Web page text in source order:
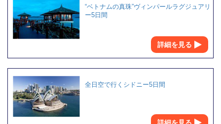
“ベトナムの真珠”ヴィンパールラグジュアリ
ー5日間
詳細を見る
全日空で行くシドニー5日間